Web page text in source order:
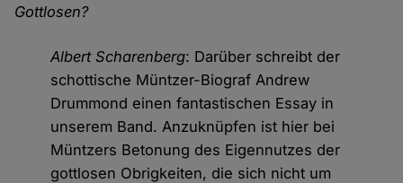
Gottlosen?
Albert Scharenberg: Darüber schreibt der
schottische Müntzer-Biograf Andrew
Drummond einen fantastischen Essay in
unserem Band. Anzuknüpfen ist hier bei
Müntzers Betonung des Eigennutzes der
gottlosen Obrigkeiten, die sich nicht um